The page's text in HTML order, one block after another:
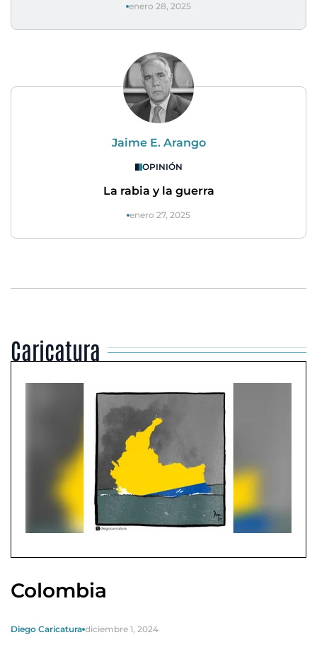
enero 28, 2025
Jaime E. Arango
OPINIÓN
La rabia y la guerra
enero 27, 2025
Caricatura
Colombia
Diego Caricatura diciembre 1, 2024